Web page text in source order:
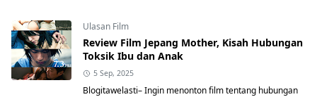
Ulasan Film
Review Film Jepang Mother, Kisah Hubungan
Toksik Ibu dan Anak
5 Sep, 2025
Blogitawelasti– Ingin menonton film tentang hubungan